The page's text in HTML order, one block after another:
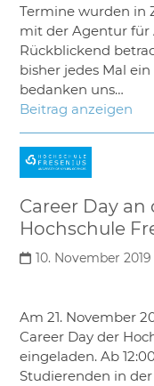
Termine wurden in
mit der Agentur für
Rückblickend
bisher jedes Mal
bedanken uns…
Beitrag anzeigen
Career Day an
Hochschule
10. November 2019
Am 21. November
Career Day der
eingeladen. Ab
Studierenden in